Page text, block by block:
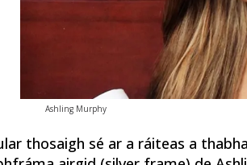
Ashling Murphy
thosaigh sé ar a ráiteas a